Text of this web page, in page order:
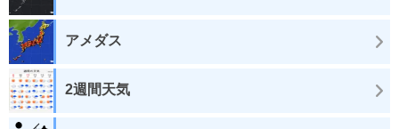
アメダス
2週間天気